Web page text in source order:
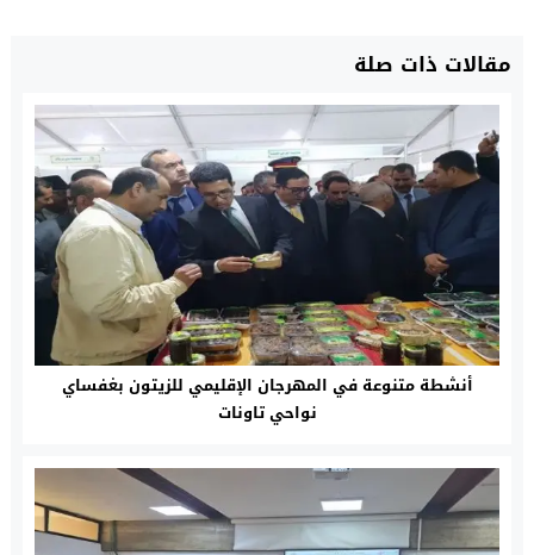
مقالات ذات صلة
أنشطة متنوعة في المهرجان الإقليمي للزيتون بغفساي
نواحي تاونات